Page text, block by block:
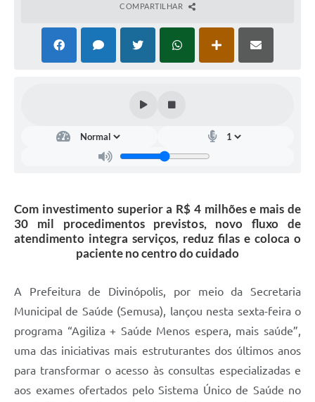
COMPARTILHAR
Com investimento superior a R$ 4 milhões e mais de
30 mil procedimentos previstos, novo fluxo de
atendimento integra serviços, reduz filas e coloca o
paciente no centro do cuidado
A Prefeitura de Divinópolis, por meio da Secretaria
Municipal de Saúde (Semusa), lançou nesta sexta-feira o
programa “Agiliza + Saúde Menos espera, mais saúde”,
uma das iniciativas mais estruturantes dos últimos anos
para transformar o acesso às consultas especializadas e
aos exames ofertados pelo Sistema Único de Saúde no